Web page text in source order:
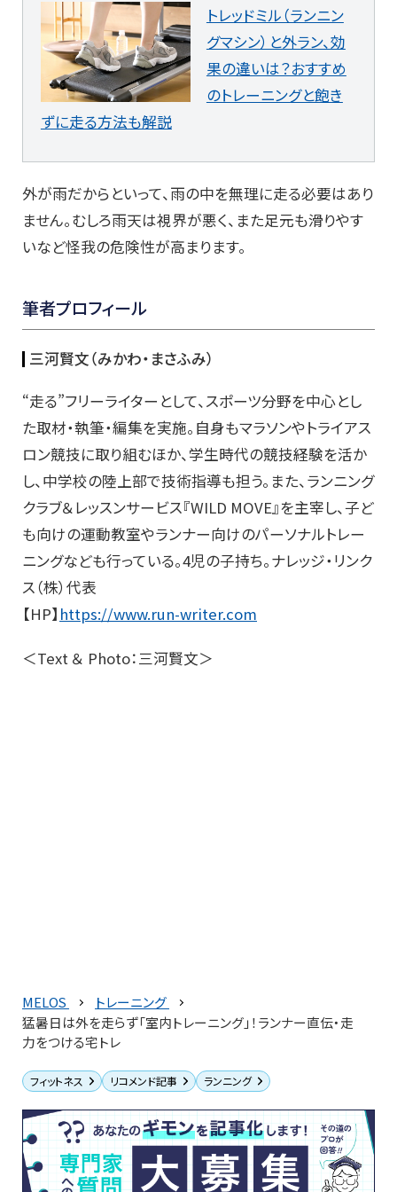
トレッドミル（ランニン
グマシン）と外ラン、効
果の違いは？おすすめ
のトレーニングと飽き
ずに走る方法も解説
外が雨だからといって、雨の中を無理に走る必要はあり
ません。むしろ雨天は視界が悪く、また足元も滑りやす
いなど怪我の危険性が高まります。
筆者プロフィール
三河賢文（みかわ・まさふみ）
“走る”フリーライターとして、スポーツ分野を中心とし
た取材・執筆・編集を実施。自身もマラソンやトライアス
ロン競技に取り組むほか、学生時代の競技経験を活か
し、中学校の陸上部で技術指導も担う。また、ランニング
クラブ＆レッスンサービス『WILD MOVE』を主宰し、子ど
も向けの運動教室やランナー向けのパーソナルトレー
ニングなども行っている。4児の子持ち。ナレッジ・リンク
ス（株）代表
【HP】 https://www.run-writer.com
＜Text ＆ Photo：三河賢文＞
MELOS
トレーニング
猛暑日は外を走らず「室内トレーニング」！ランナー直伝・走
力をつける宅トレ
フィットネス リコメンド記事 ランニング